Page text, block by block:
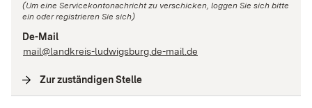
(Um eine Servicekontonachricht zu verschicken, loggen Sie sich bitte
ein oder registrieren Sie sich)
De-Mail
mail@landkreis-ludwigsburg.de-mail.de
Zur zuständigen Stelle